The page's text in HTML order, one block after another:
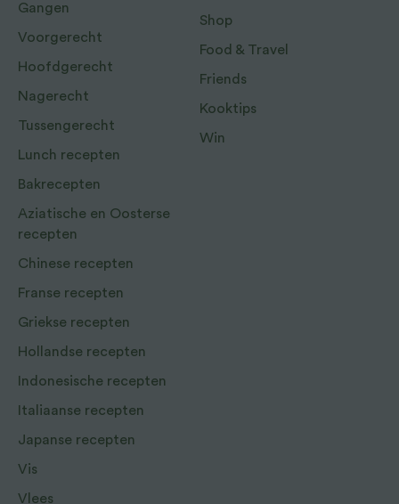
Gangen
Voorgerecht
Hoofdgerecht
Nagerecht
Tussengerecht
Lunch recepten
Bakrecepten
Aziatische en Oosterse
recepten
Chinese recepten
Franse recepten
Griekse recepten
Hollandse recepten
Indonesische recepten
Italiaanse recepten
Japanse recepten
Vis
Vlees
Shop
Food & Travel
Friends
Kooktips
Win